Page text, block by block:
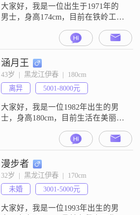
大家好，我是一位出生于1971年的
男士，身高174cm，目前在铁岭工作
##3002##我的月收入在8001到12000
元之间，虽然学历是高中及以下，
但我一直秉持着努力工作的态度，
在自己的岗位上尽职尽责##3002##
说到性格，我自认为自己是一个耐
心包容的人##3002##在生活中，我
总是愿意倾听他人的想法和感受，
尊重每
涵月王
43岁  |  黑龙江伊春  |  180cm
离异
5001-8000元
大家好，我是一位1982年出生的男
士，身高180cm，目前生活在美丽的
中努力进取，现在月收入在5001到
8000元之间。我觉得自己是个挺不
错的人呢。我性格稳重可靠，做事
情让人放心。我也特别幽默风趣，
能给身边的人带来欢笑。而且我很
自信果断，在面对选择的时候不会
犹豫不决。我是个外向健谈的人，
漫步者
32岁  |  黑龙江伊春  |  170cm
未婚
3001-5000元
大家好，我是一位1993年出生的男